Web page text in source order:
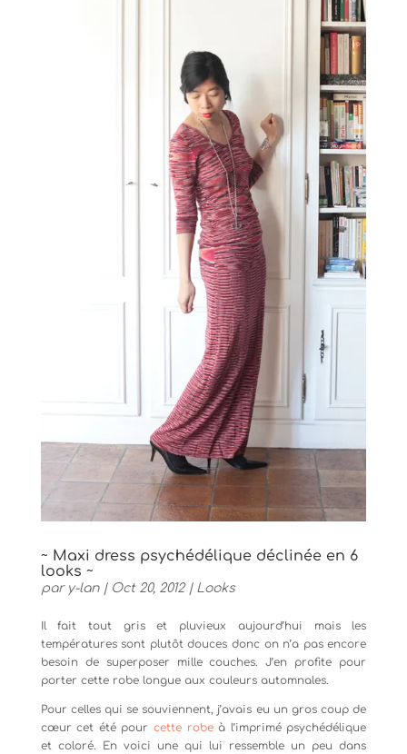
~ Maxi dress psychédélique déclinée en 6
looks ~
par y-lan| Oct 20, 2012| Looks
Il fait tout gris et pluvieux aujourd’hui mais les
températures sont plutôt douces donc on n’a pas encore
besoin de superposer mille couches. J’en profite pour
porter cette robe longue aux couleurs automnales.
Pour celles qui se souviennent, j’avais eu un gros coup de
cœur cet été pour cette robeà l’imprimé psychédélique
et coloré. En voici une qui lui ressemble un peu dans